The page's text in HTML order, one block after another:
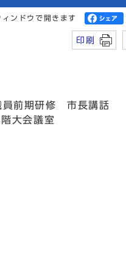
ンドウで開きます
印刷
員前期研修 市長講話
大会議室